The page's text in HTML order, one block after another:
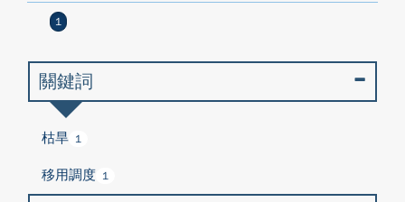
1
關鍵詞
枯旱 1
移用調度 1